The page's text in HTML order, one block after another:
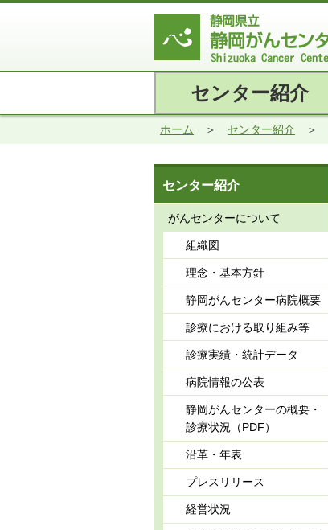
センター紹介
ホーム センター紹介
センター紹介
がんセンターについて
組織図
理念・基本方針
静岡がんセンター病院概要
診療における取り組み等
診療実績・統計データ
病院情報の公表
静岡がんセンターの概要・
診療状況（PDF）
沿革・年表
プレスリリース
経営状況